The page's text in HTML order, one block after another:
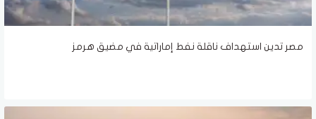
مصر تدين استهداف ناقلة نفط إماراتية في مضيق هرمز